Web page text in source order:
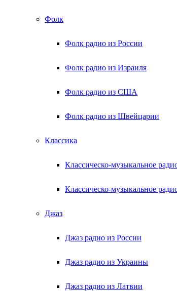
Фолк
Фолк радио из России
Фолк радио из Израиля
Фолк радио из США
Фолк радио из Швейцарии
Классика
Классическо-музыкальное
Классическо-музыкальное
Джаз
Джаз радио из России
Джаз радио из Украины
Джаз радио из Латвии